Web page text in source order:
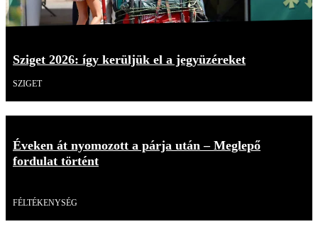
Sziget 2026: így kerüljük el a jegyüzéreket
SZIGET
Éveken át nyomozott a párja után – Meglepő
fordulat történt
FÉLTÉKENYSÉG